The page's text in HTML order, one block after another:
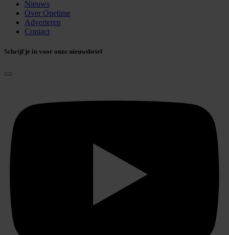
Nieuws
Over Onetime
Adverteren
Contact
Schrijf je in voor onze nieuwsbrief